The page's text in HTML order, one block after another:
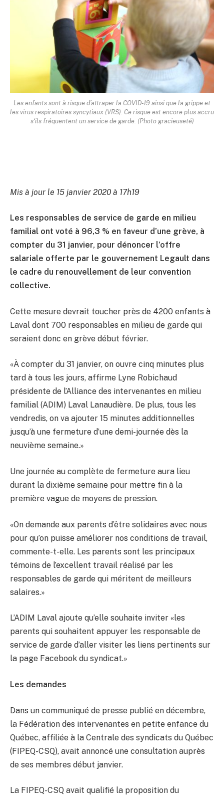
Les enfants sont à risque d’attraper la COVID-19 ainsi que la grippe et
les virus respiratoires syncytiaux (VRS). Ce risque est encore plus accru
s‘ils fréquentent un service de garde. (Photo gracieuseté)
Mis à jour le 15 janvier 2020 à 17h19
Les responsables de service de garde en milieu
familial ont voté à 96,3 % en faveur d’une grève, à
compter du 31 janvier, pour dénoncer l’offre
salariale offerte par le gouvernement Legault dans
le cadre du renouvellement de leur convention
collective.
Cette mesure devrait toucher près de 4200 enfants à
Laval dont 700 responsables en milieu de garde qui
seraient donc en grève début février.
«À compter du 31 janvier, on ouvre cinq minutes plus
tard à tous les jours, affirme Lyne Robichaud
présidente de l’Alliance des intervenantes en milieu
familial (ADIM) Laval Lanaudière. De plus, tous les
vendredis, on va ajouter 15 minutes additionnelles
jusqu’à une fermeture d’une demi-journée dès la
neuvième semaine.»
Une journée au complète de fermeture aura lieu
durant la dixième semaine pour mettre fin à la
première vague de moyens de pression.
«On demande aux parents d’être solidaires avec nous
pour qu’on puisse améliorer nos conditions de travail,
commente-t-elle. Les parents sont les principaux
témoins de l’excellent travail réalisé par les
responsables de garde qui méritent de meilleurs
salaires.»
L’ADIM Laval ajoute qu’elle souhaite inviter «les
parents qui souhaitent appuyer les responsable de
service de garde d’aller visiter les liens pertinents sur
la page Facebook du syndicat.»
Les demandes
Dans un communiqué de presse publié en décembre,
la Fédération des intervenantes en petite enfance du
Québec, affiliée à la Centrale des syndicats du Québec
(FIPEQ-CSQ), avait annoncé une consultation auprès
de ses membres début janvier.
La FIPEQ-CSQ avait qualifié la proposition du